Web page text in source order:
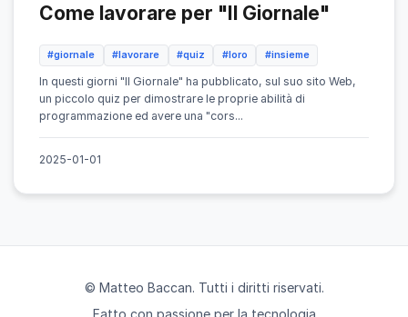
Come lavorare per "Il Giornale"
#giornale #lavorare #quiz #loro #insieme
In questi giorni "Il Giornale" ha pubblicato, sul suo sito Web,
un piccolo quiz per dimostrare le proprie abilità di
programmazione ed avere una "cors...
2025-01-01
© Matteo Baccan. Tutti i diritti riservati.
Fatto con passione per la tecnologia